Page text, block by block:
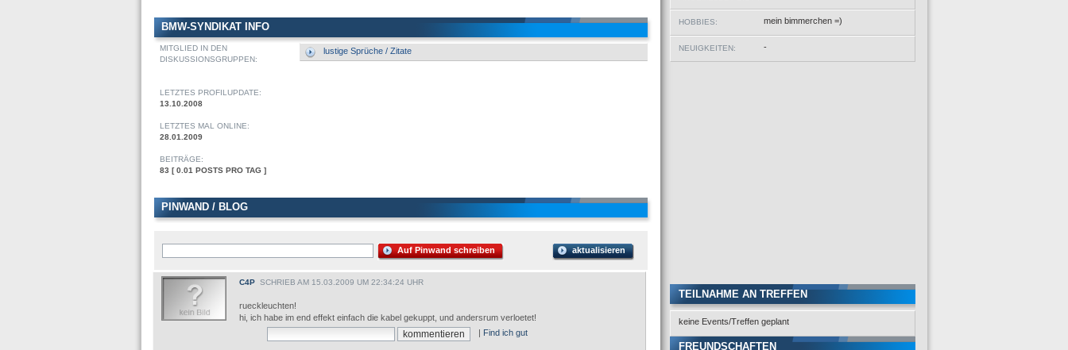
BMW-SYNDIKAT INFO
MITGLIED IN DEN
DISKUSSIONSGRUPPEN:
LETZTES PROFILUPDATE:
13.10.2008
LETZTES MAL ONLINE:
28.01.2009
BEITRÄGE:
83 [ 0.01 POSTS PRO TAG ]
lustige Sprüche / Zitate
PINWAND / BLOG
aktualisieren
Auf Pinwand schreiben
C4P SCHRIEB AM 15.03.2009 UM 22:34:24 UHR
rueckleuchten!
hi, ich habe im end effekt einfach die kabel gekuppt, und andersrum verloetet!
| Find ich gut
HOBBIES: mein bimmerchen =)
NEUIGKEITEN: -
TEILNAHME AN TREFFEN
keine Events/Treffen geplant
FREUNDSCHAFTEN